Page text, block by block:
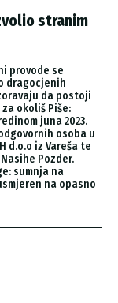
stranim
provode se
dragocjenih
da postoji
okoliš Piše:
juna 2023.
osoba u
d.o.o iz Vareša te
Pozder.
sumnja na
na opasno